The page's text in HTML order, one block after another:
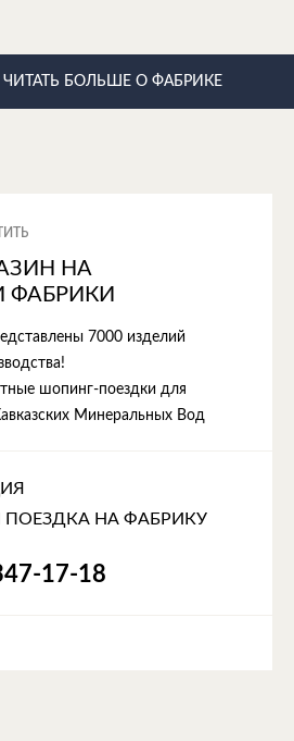
ЧИТАТЬ БОЛЬШЕ О ФАБРИКЕ
НА
ФАБРИКИ
7000 изделий
шопинг-поездки для
Минеральных Вод
ПОЕЗДКА НА ФАБРИКУ
17-18